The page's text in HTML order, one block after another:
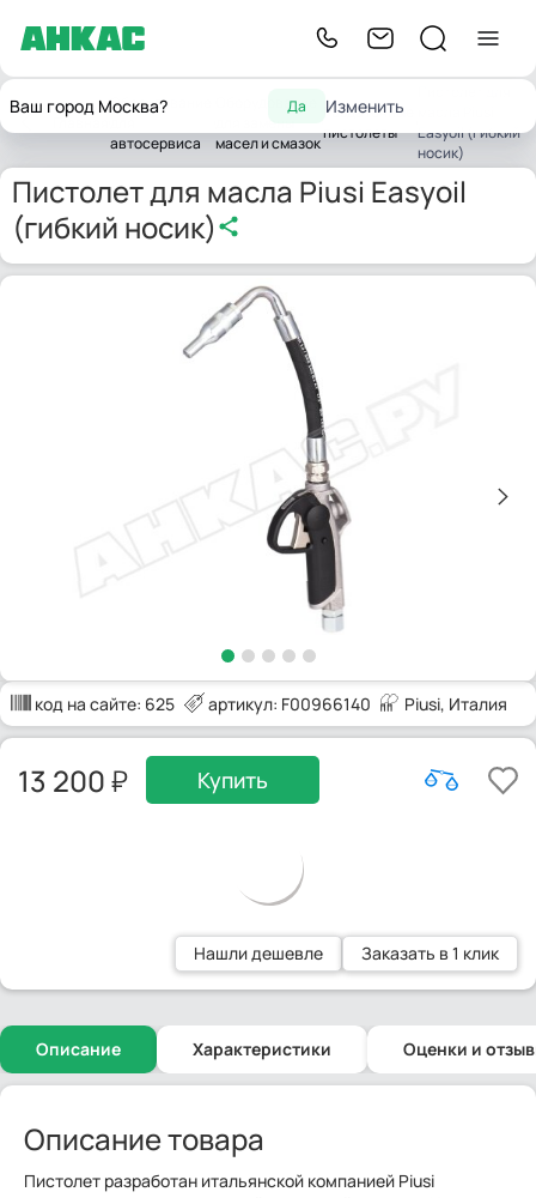
Ваш город Москва? Да Изменить
Главная
Оборудование
автосервиса
Оборудование
масел и смазок
Раздаточные
пистолеты
Easyoil (гибкий
носик)
Пистолет для масла Piusi Easyoil
(гибкий носик)
код на сайте: 625 артикул: F00966140 Piusi, Италия
13 200 Купить
Нашли дешевле Заказать в 1 клик
Описание Характеристики Оценки и
Описание товара
Пистолет разработан итальянской компанией Piusi